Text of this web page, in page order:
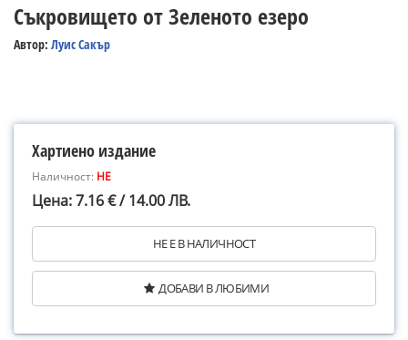
Съкровището от Зеленото езеро
Автор: Луис Сакър
Хартиено издание
Наличност: НЕ
Цена: 7.16 € / 14.00 ЛВ.
НЕ Е В НАЛИЧНОСТ
ДОБАВИ В ЛЮБИМИ